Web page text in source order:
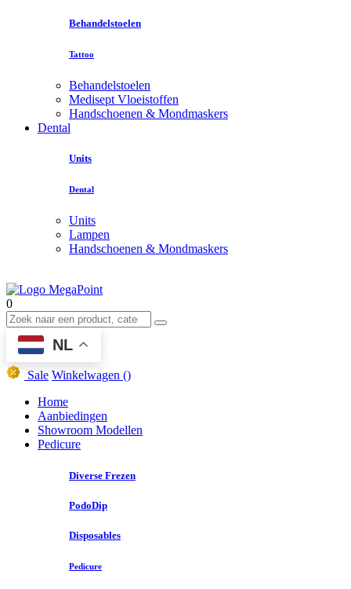
Behandelstoelen
Tattoo
Behandelstoelen
Medisept Vloeistoffen
Handschoenen & Mondmaskers
Dental
Units
Dental
Units
Lampen
Handschoenen & Mondmaskers
0
NL
Sale Winkelwagen ()
Home
Aanbiedingen
Showroom Modellen
Pedicure
Diverse Frezen
PodoDip
Disposables
Pedicure